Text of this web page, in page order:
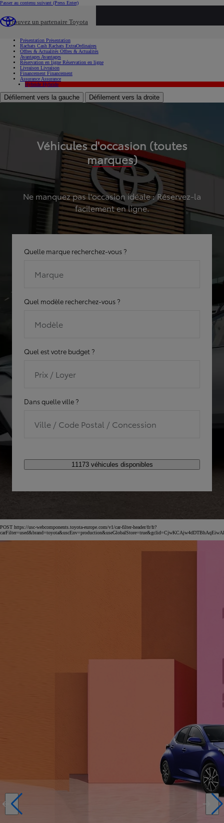
Passer au contenu suivant (Press Enter)
Trouvez un partenaire Toyota
Présentation Présentation
Rachats Cash Rachats ExtraOrdinaires
Offres & Actualités Offres & Actualités
Avantages Avantages
Réservation en ligne Réservation en ligne
Livraison Livraison
Financement Financement
Assurance Assurance
Hybride Hybride
Défilement vers la gauche Défilement vers la droite
Véhicules d'occasion (toutes
marques)
Ne manquez pas l'occasion idéale : Réservez-la
facilement en ligne.
Quelle marque recherchez-vous ?
Marque
Quel modèle recherchez-vous ?
Modèle
Quel est votre budget ?
Prix / Loyer
Dans quelle ville ?
Ville / Code Postal / Concession
11173 véhicules disponibles
POST https://usc-webcomponents.toyota-europe.com/v1/car-filter-header/fr/fr?